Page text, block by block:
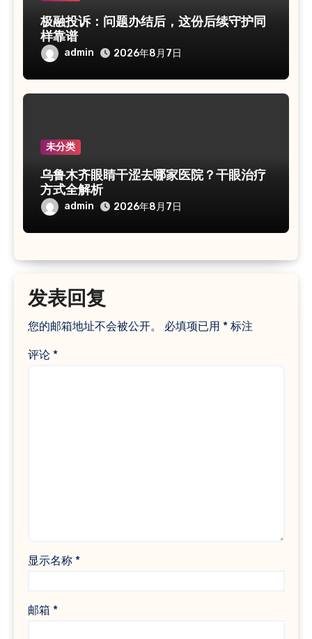
极融投诉：问题办结后，这份后续守护同
样靠谱
admin 2026年8月7日
未分类
乌鲁木齐眼睛干涩去哪家医院？干眼治疗
方式全解析
admin 2026年8月7日
发表回复
您的邮箱地址不会被公开。 必填项已用 *标注
评论 *
显示名称 *
邮箱 *